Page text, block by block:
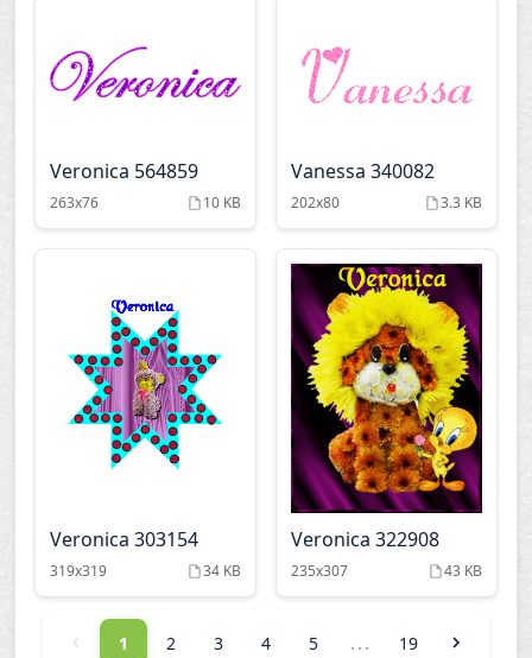
Veronica 564859
263x76 10 KB
Vanessa 340082
202x80 3.3 KB
Veronica 303154
319x319 34 KB
Veronica 322908
235x307 43 KB
1 2 3 4 5 ... 19